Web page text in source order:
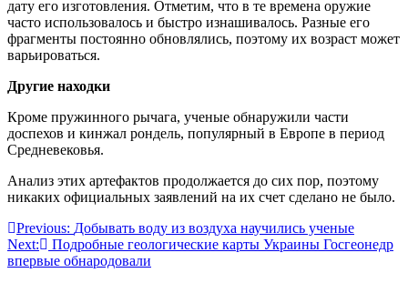
дату его изготовления. Отметим, что в те времена оружие
часто использовалось и быстро изнашивалось. Разные его
фрагменты постоянно обновлялись, поэтому их возраст может
варьироваться.
Другие находки
Кроме пружинного рычага, ученые обнаружили части
доспехов и кинжал рондель, популярный в Европе в период
Средневековья.
Анализ этих артефактов продолжается до сих пор, поэтому
никаких официальных заявлений на их счет сделано не было.
Навігація
записів
Previous: Добывать воду из воздуха научились ученые
Next:
Подробные геологические карты Украины Госгеонедр
впервые обнародовали